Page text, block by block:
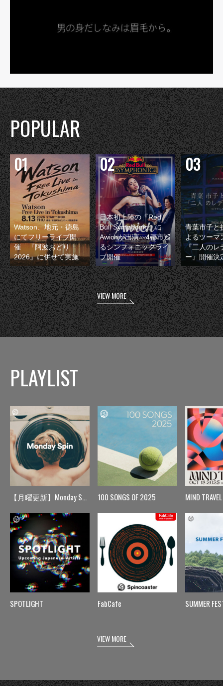
POPULAR
Watson、地元・徳島
にてフリーライブ開
催 『阿波おどり
2026』に併せて実施
日本初上陸の『Red
Bull Symphonic』に
Awichが出演 4都市巡
るシンフォニックライ
ブ開催
青葉市子と
よるツーマ
『二人のレ
ー』開催決
VIEW MORE
PLAYLIST
【月曜更新】Monday Spin
SPOTLIGHT
100 SONGS OF 2025
FabCafe
MIND TRAVEL
SUMMER
VIEW MORE